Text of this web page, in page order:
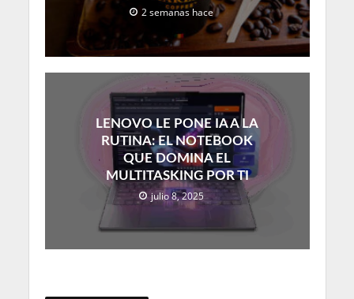
2 semanas hace
LENOVO LE PONE IA A LA
RUTINA: EL NOTEBOOK
QUE DOMINA EL
MULTITASKING POR TI
julio 8, 2025